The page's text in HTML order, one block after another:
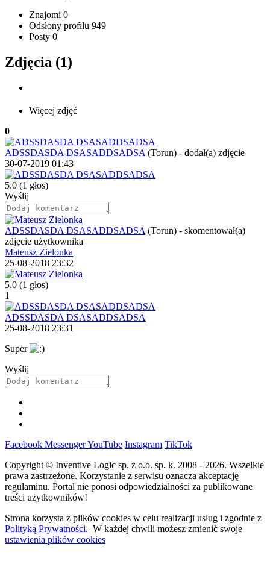
Znajomi 0
Odsłony profilu 949
Posty 0
Zdjęcia (1)
Więcej zdjęć
0
ADSSDASDA DSASADDSADSA (Torun) - dodał(a) zdjęcie
30-07-2019 01:43
5.0 (1 głos)
Wyślij
ADSSDASDA DSASADDSADSA (Torun) - skomentował(a)
zdjęcie użytkownika
Mateusz Zielonka
25-08-2018 23:32
5.0 (1 głos)
1
ADSSDASDA DSASADDSADSA
25-08-2018 23:31
Super
Wyślij
Facebook MessengerYouTube Instagram TikTok
Copyright © Inventive Logic sp. z o.o. sp. k. 2008 - 2026. Wszelkie
prawa zastrzeżone. Korzystanie z serwisu oznacza akceptację
regulaminu. Portal nie ponosi odpowiedzialności za publikowane
treści użytkowników!
Strona korzysta z plików cookies w celu realizacji usług i zgodnie z
Polityką Prywatności. W każdej chwili możesz zmienić swoje
ustawienia plików cookies